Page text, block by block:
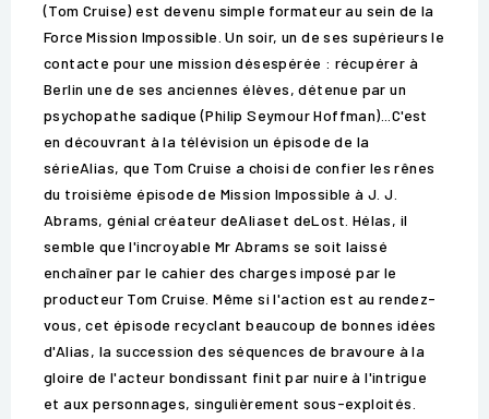
(Tom Cruise) est devenu simple formateur au sein de la
Force Mission Impossible. Un soir, un de ses supérieurs le
contacte pour une mission désespérée : récupérer à
Berlin une de ses anciennes élèves, détenue par un
psychopathe sadique (Philip Seymour Hoffman)...C'est
en découvrant à la télévision un épisode de la
sérieAlias, que Tom Cruise a choisi de confier les rênes
du troisième épisode de Mission Impossible à J. J.
Abrams, génial créateur deAliaset deLost. Hélas, il
semble que l'incroyable Mr Abrams se soit laissé
enchaîner par le cahier des charges imposé par le
producteur Tom Cruise. Même si l'action est au rendez-
vous, cet épisode recyclant beaucoup de bonnes idées
d'Alias, la succession des séquences de bravoure à la
gloire de l'acteur bondissant finit par nuire à l'intrigue
et aux personnages, singulièrement sous-exploités.